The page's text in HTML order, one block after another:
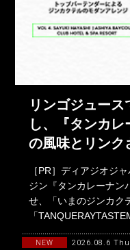
リンゴジュー
し、『タンカ
の風味とリンク
［PR］ディアジオジ
ジン『タンカレーナン
せ、「いまのジンカク
「
NEW 2026.08.6 Thu